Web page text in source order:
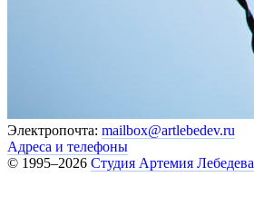
Электропочта: mailbox@artlebedev.ru
Адреса и телефоны
© 1995–2026 Студия Артемия Лебедева